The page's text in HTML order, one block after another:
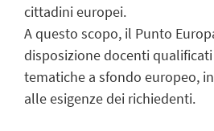
cittadini europei.
A questo scopo, il Punto
disposizione docenti
tematiche a sfondo europeo,
alle esigenze dei richiedenti.